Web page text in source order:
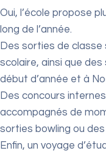
Oui, l’école propose
long de l’année.
Des sorties de classe
scolaire, ainsi que
début d’année et à
Des concours
accompagnés de
sorties bowling ou
Enfin, un voyage